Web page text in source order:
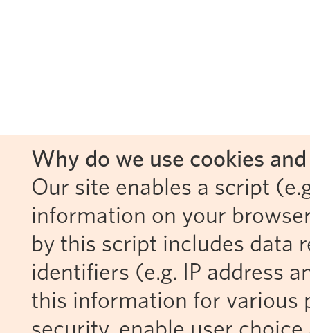
Why do we use cookies
Our site enables a script
information on your
by this script includes data
identifiers (e.g. IP address
this information for various